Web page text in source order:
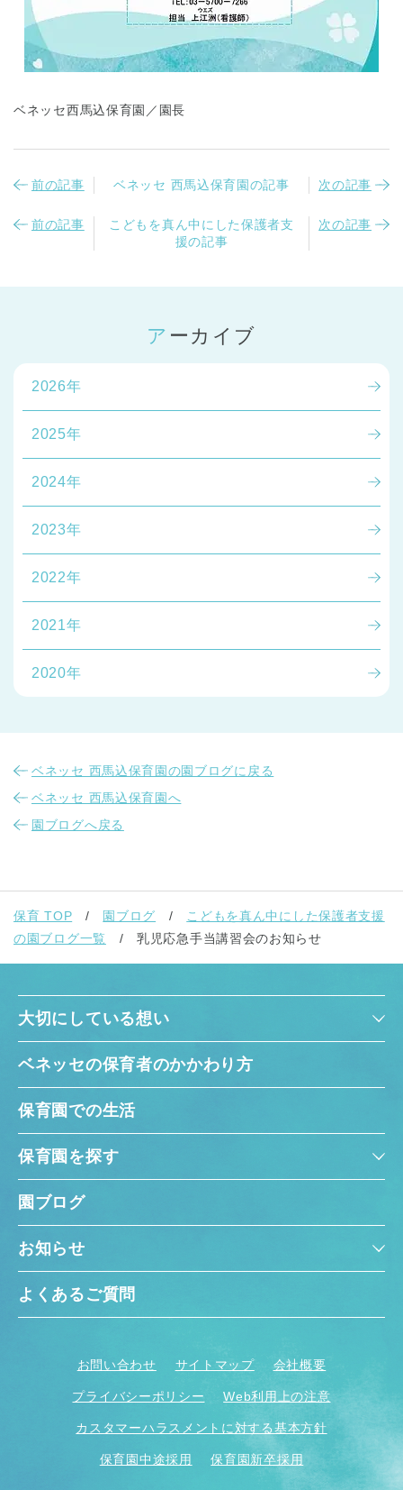
神奈川県 全域
兵庫県 兵庫県 全域
ベネッセ西馬込保育園／園長
前の記事 ベネッセ 西馬込保育園の記事 次の記事
前の記事
こどもを真ん中にした保護者支
援の記事
次の記事
アーカイブ
2026年
2025年
2024年
2023年
2022年
2021年
2020年
ベネッセ 西馬込保育園の園ブログに戻る
ベネッセ 西馬込保育園へ
園ブログへ戻る
保育 TOP 園ブログ
こどもを真ん中にした保護者支援
の園ブログ一覧
乳児応急手当講習会のお知らせ
大切にしている想い
ベネッセの保育者のかかわり方
保育園での生活
保育園を探す
園ブログ
お知らせ
よくあるご質問
お問い合わせ サイトマップ 会社概要
プライバシーポリシー Web利用上の注意
カスタマーハラスメントに対する基本方針
保育園中途採用 保育園新卒採用